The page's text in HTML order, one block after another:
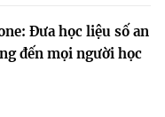
Đưa học liệu số an
đến mọi người học